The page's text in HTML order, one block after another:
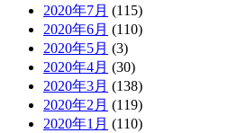
2020年7月 (115)
2020年6月 (110)
2020年5月 (3)
2020年4月 (30)
2020年3月 (138)
2020年2月 (119)
2020年1月 (110)